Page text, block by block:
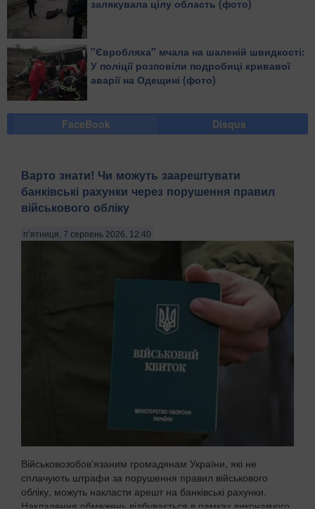
залякувала цілу область (фото)
"Євробляха" мчала на шаленій швидкості:
У поліції розповіли подробиці кривавої
аварії на Одещині (фото)
FaceBook Disqus
Варто знати! Чи можуть заарештувати
банківські рахунки через порушення правил
військового обліку
п’ятниця, 7 серпень 2026, 12:40
Військовозобов'язаним громадянам України, які не
сплачують штрафи за порушення правил військового
обліку, можуть накласти арешт на банківські рахунки.
Накладення обмежень відбувається в рамках виконавчого